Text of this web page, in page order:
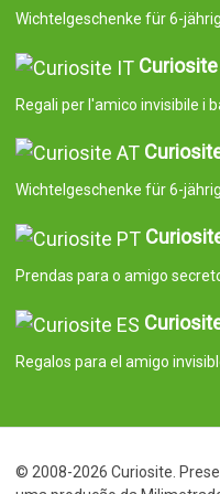
Wichtelgeschenke für 6-
Regali per l'amico invisibile i
Wichtelgeschenke für 6-
Prendas para o amigo
Regalos para el amigo
© 2008-2026 Curiosite.